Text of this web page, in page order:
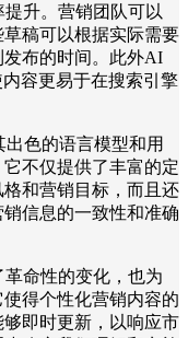
升。营销团队可以
稿可以根据实际需要
布的时间。此外AI
容更易于在搜索引擎
色的语言模型和用
不仅提供了丰富的定
和营销目标，而且还
信息的一致性和准确
命性的变化，也为
得个性化营销内容的
即时更新，以响应市